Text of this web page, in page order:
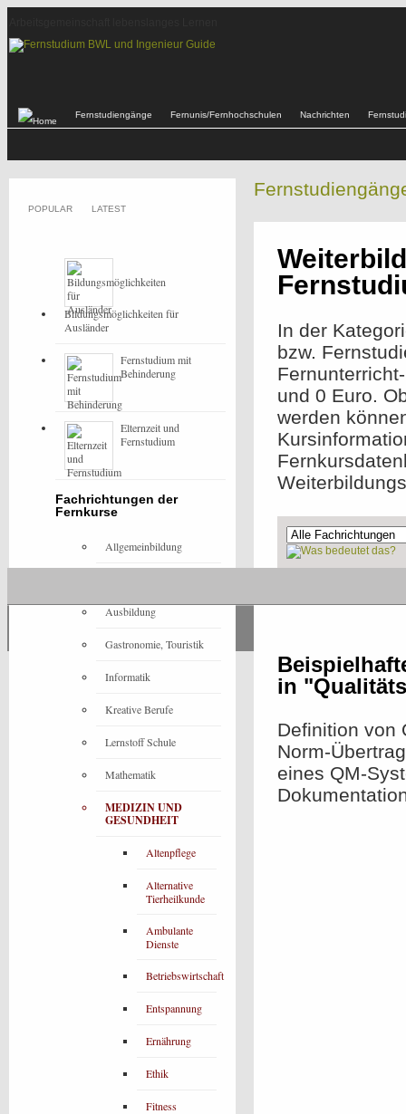
Fernstudiengänge Fernunis/Fernhochschulen Nachrichten
In der
bzw.
und 0 Euro.
werden
in
Definition von
Norm-
eines QM-
POPULAR LATEST
Bildungsmöglichkeiten für
Ausländer
Fernstudium mit
Behinderung
Elternzeit und
Fernstudium
Fachrichtungen der
Fernkurse
Allgemeinbildung
Ausbildung
Gastronomie, Touristik
Informatik
Kreative Berufe
Lernstoff Schule
Mathematik
MEDIZIN UND
GESUNDHEIT
Altenpflege
Alternative
Tierheilkunde
Ambulante
Dienste
Betriebswirtschaft
Entspannung
Ernährung
Ethik
Fitness